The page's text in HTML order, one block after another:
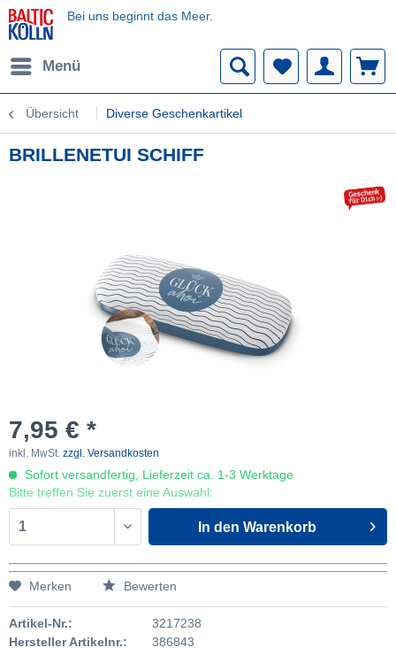
Bei uns beginnt das Meer.
Menü
Übersicht Diverse Geschenkartikel
BRILLENETUI SCHIFF
7,95 € *
inkl. MwSt. zzgl. Versandkosten
Sofort versandfertig, Lieferzeit ca. 1-3 Werktage
Bitte treffen Sie zuerst eine Auswahl:
In den Warenkorb
Merken Bewerten
Artikel-Nr.:
3217238
Hersteller Artikelnr.:
386843